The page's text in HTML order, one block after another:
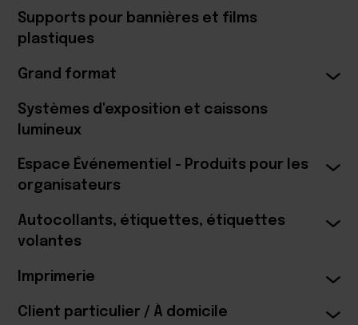
Supports pour bannières et films
plastiques
Grand format
Systèmes d'exposition et caissons
lumineux
Espace Événementiel - Produits pour les
organisateurs
Autocollants, étiquettes, étiquettes
volantes
Imprimerie
Client particulier / À domicile